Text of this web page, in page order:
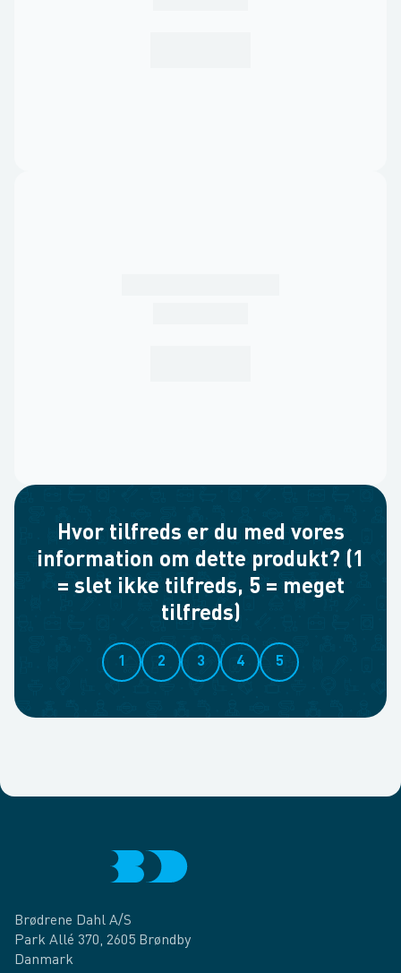
Hvor tilfreds er du med vores
information om dette produkt? (1
= slet ikke tilfreds, 5 = meget
tilfreds)
1 2 3 4 5
Brødrene Dahl A/S
Park Allé 370, 2605 Brøndby
Danmark